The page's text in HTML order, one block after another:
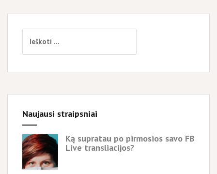
Naujausi straipsniai
Ką supratau po pirmosios savo FB
Live transliacijos?